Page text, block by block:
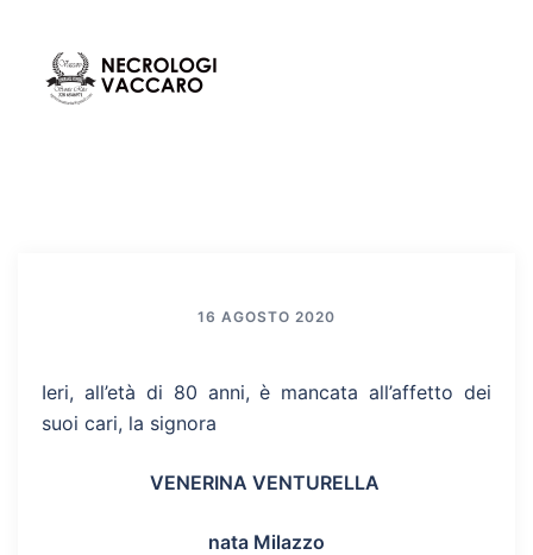
contenuto
16 AGOSTO 2020
Ieri, all’età di 80 anni, è mancata all’affetto dei
suoi cari, la signora
VENERINA VENTURELLA
nata Milazzo